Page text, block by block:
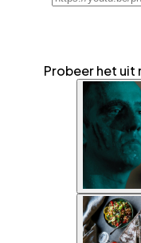
Probeer het